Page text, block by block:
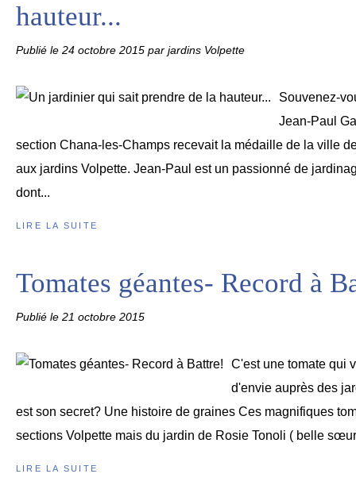
hauteur...
Publié le 24 octobre 2015 par jardins Volpette
Souvenez-
Jean-Paul
section Chana-les-Champs recevait la médaille de la ville
aux jardins Volpette. Jean-Paul est un passionné de
dont...
LIRE LA SUITE
Tomates géantes- Record à
Publié le 21 octobre 2015
C'est une tomate qui
d'envie auprès des
est son secret? Une histoire de graines Ces magnifiques
sections Volpette mais du jardin de Rosie Tonoli ( belle
LIRE LA SUITE